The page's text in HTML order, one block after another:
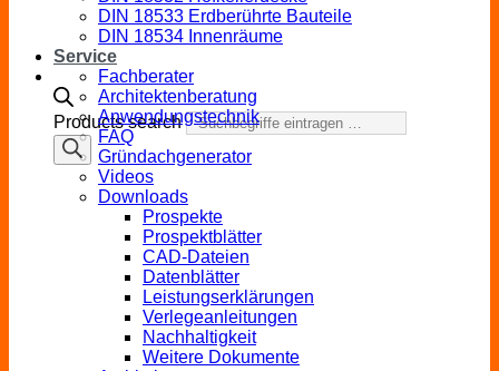
Products search
DIN 18533 Erdberührte Bauteile
DIN 18534 Innenräume
Service
Fachberater
Architektenberatung
Anwendungstechnik
FAQ
Gründachgenerator
Videos
Downloads
Prospekte
Prospektblätter
CAD-Dateien
Datenblätter
Leistungserklärungen
Verlegeanleitungen
Nachhaltigkeit
Weitere Dokumente